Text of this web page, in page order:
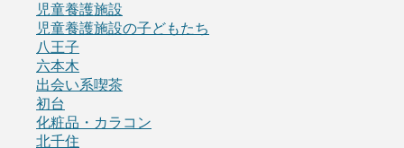
児童養護施設
児童養護施設の子どもたち
八王子
六本木
出会い系喫茶
初台
化粧品・カラコン
北千住